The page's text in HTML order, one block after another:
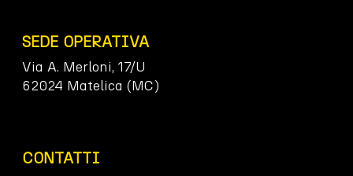
SEDE OPERATIVA
Via A. Merloni, 17/U
62024 Matelica (MC)
CONTATTI